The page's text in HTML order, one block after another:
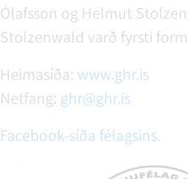
Ólafsson og Helmut
Stolzenwald varð fyrsti
Heimasíða: www.ghr.is
Netfang: ghr@ghr.is
Facebook-síða félagsins.